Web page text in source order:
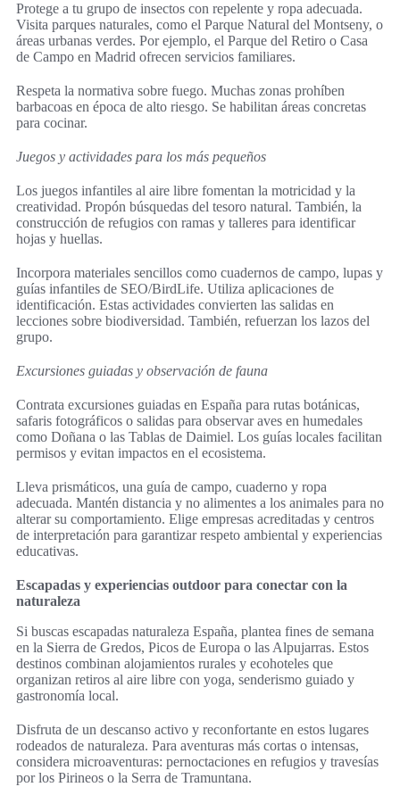
Protege a tu grupo de insectos con repelente y ropa adecuada.
Visita parques naturales, como el Parque Natural del Montseny, o
áreas urbanas verdes. Por ejemplo, el Parque del Retiro o Casa
de Campo en Madrid ofrecen servicios familiares.
Respeta la normativa sobre fuego. Muchas zonas prohíben
barbacoas en época de alto riesgo. Se habilitan áreas concretas
para cocinar.
Juegos y actividades para los más pequeños
Los juegos infantiles al aire libre fomentan la motricidad y la
creatividad. Propón búsquedas del tesoro natural. También, la
construcción de refugios con ramas y talleres para identificar
hojas y huellas.
Incorpora materiales sencillos como cuadernos de campo, lupas y
guías infantiles de SEO/BirdLife. Utiliza aplicaciones de
identificación. Estas actividades convierten las salidas en
lecciones sobre biodiversidad. También, refuerzan los lazos del
grupo.
Excursiones guiadas y observación de fauna
Contrata excursiones guiadas en España para rutas botánicas,
safaris fotográficos o salidas para observar aves en humedales
como Doñana o las Tablas de Daimiel. Los guías locales facilitan
permisos y evitan impactos en el ecosistema.
Lleva prismáticos, una guía de campo, cuaderno y ropa
adecuada. Mantén distancia y no alimentes a los animales para no
alterar su comportamiento. Elige empresas acreditadas y centros
de interpretación para garantizar respeto ambiental y experiencias
educativas.
Escapadas y experiencias outdoor para conectar con la
naturaleza
Si buscas escapadas naturaleza España, plantea fines de semana
en la Sierra de Gredos, Picos de Europa o las Alpujarras. Estos
destinos combinan alojamientos rurales y ecohoteles que
organizan retiros al aire libre con yoga, senderismo guiado y
gastronomía local.
Disfruta de un descanso activo y reconfortante en estos lugares
rodeados de naturaleza. Para aventuras más cortas o intensas,
considera microaventuras: pernoctaciones en refugios y travesías
por los Pirineos o la Serra de Tramuntana.